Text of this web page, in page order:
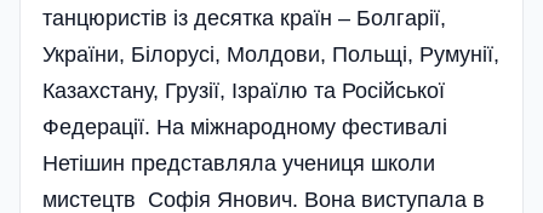
танцюристів із десятка країн – Болгарії,
України, Білорусі, Молдови, Польщі, Румунії,
Казахстану, Грузії, Ізраїлю та Росі­йської
Федерації. На міжнародному фестивалі
Нетішин представляла учениця школи
мистецтв Софія Янович. Вона виступала в